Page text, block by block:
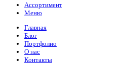
Ассортимент
Меню
Главная
Блог
Портфолио
О нас
Контакты